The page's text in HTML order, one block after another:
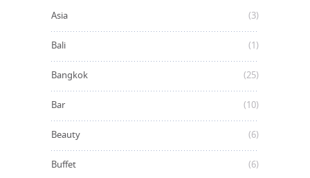
Asia (3)
Bali (1)
Bangkok (25)
Bar (10)
Beauty (6)
Buffet (6)